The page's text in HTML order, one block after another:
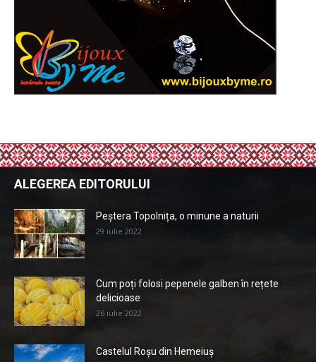
ALEGEREA EDITORULUI
Peștera Topolnița, o minune a naturii
29 iulie 2022
Cum poți folosi pepenele galben în rețete
delicioase
26 iulie 2022
Castelul Roșu din Hemeiuș